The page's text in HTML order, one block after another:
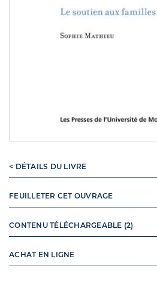
< DÉTAILS DU LIVRE
FEUILLETER CET OUVRAGE
CONTENU TÉLÉCHARGEABLE (2)
ACHAT EN LIGNE